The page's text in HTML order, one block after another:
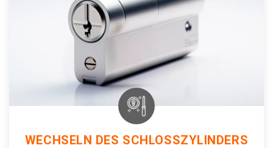
WECHSELN DES SCHLOSSZYLINDERS